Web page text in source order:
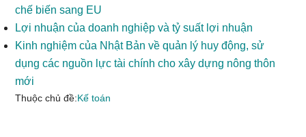
chế biến sang EU
Lợi nhuận của doanh nghiệp và tỷ suất lợi nhuận
Kinh nghiệm của Nhật Bản về quản lý huy động, sử
dụng các nguồn lực tài chính cho xây dựng nông thôn
mới
Thuộc chủ đề:Kế toán